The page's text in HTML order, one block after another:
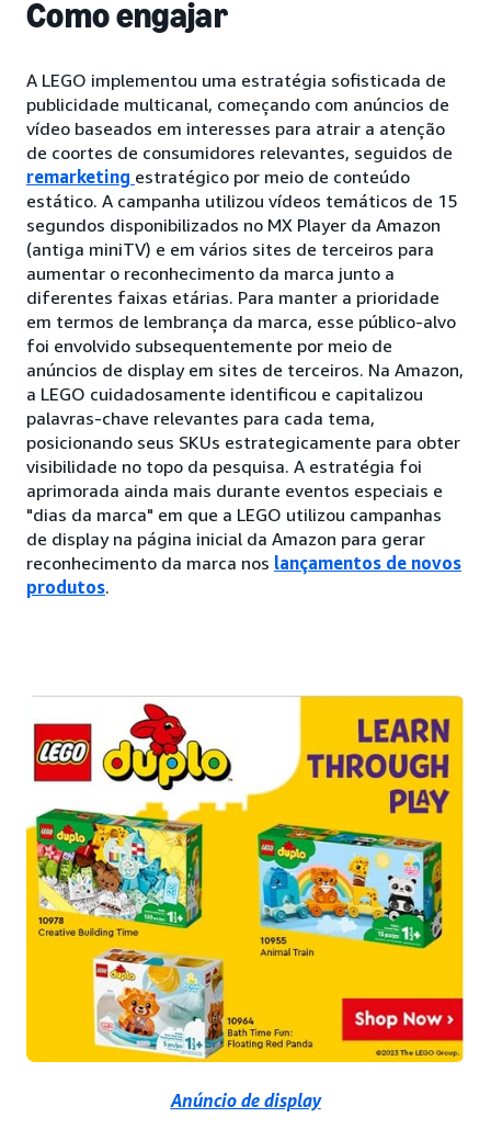
Como engajar
A LEGO implementou uma estratégia sofisticada de
publicidade multicanal, começando com anúncios de
vídeo baseados em interesses para atrair a atenção
de coortes de consumidores relevantes, seguidos de
remarketing estratégico por meio de conteúdo
estático. A campanha utilizou vídeos temáticos de 15
segundos disponibilizados no MX Player da Amazon
(antiga miniTV) e em vários sites de terceiros para
aumentar o reconhecimento da marca junto a
diferentes faixas etárias. Para manter a prioridade
em termos de lembrança da marca, esse público-alvo
foi envolvido subsequentemente por meio de
anúncios de display em sites de terceiros. Na Amazon,
a LEGO cuidadosamente identificou e capitalizou
palavras-chave relevantes para cada tema,
posicionando seus SKUs estrategicamente para obter
visibilidade no topo da pesquisa. A estratégia foi
aprimorada ainda mais durante eventos especiais e
"dias da marca" em que a LEGO utilizou campanhas
de display na página inicial da Amazon para gerar
reconhecimento da marca nos lançamentos de novos
produtos.
Anúncio de display